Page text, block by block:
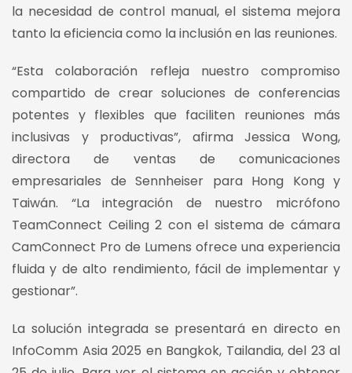
la necesidad de control manual, el sistema mejora
tanto la eficiencia como la inclusión en las reuniones.
“Esta colaboración refleja nuestro compromiso
compartido de crear soluciones de conferencias
potentes y flexibles que faciliten reuniones más
inclusivas y productivas”, afirma Jessica Wong,
directora de ventas de comunicaciones
empresariales de Sennheiser para Hong Kong y
Taiwán. “La integración de nuestro micrófono
TeamConnect Ceiling 2 con el sistema de cámara
CamConnect Pro de Lumens ofrece una experiencia
fluida y de alto rendimiento, fácil de implementar y
gestionar”.
La solución integrada se presentará en directo en
InfoComm Asia 2025 en Bangkok, Tailandia, del 23 al